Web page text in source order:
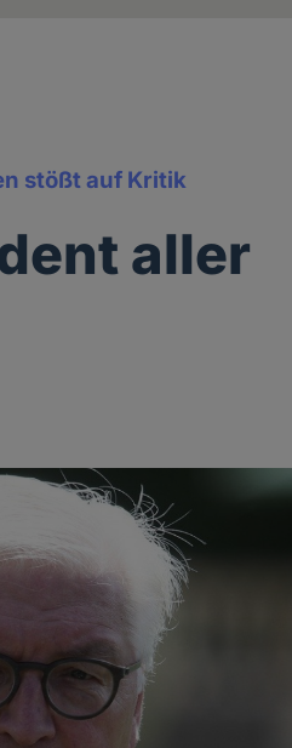
stößt auf Kritik
aller